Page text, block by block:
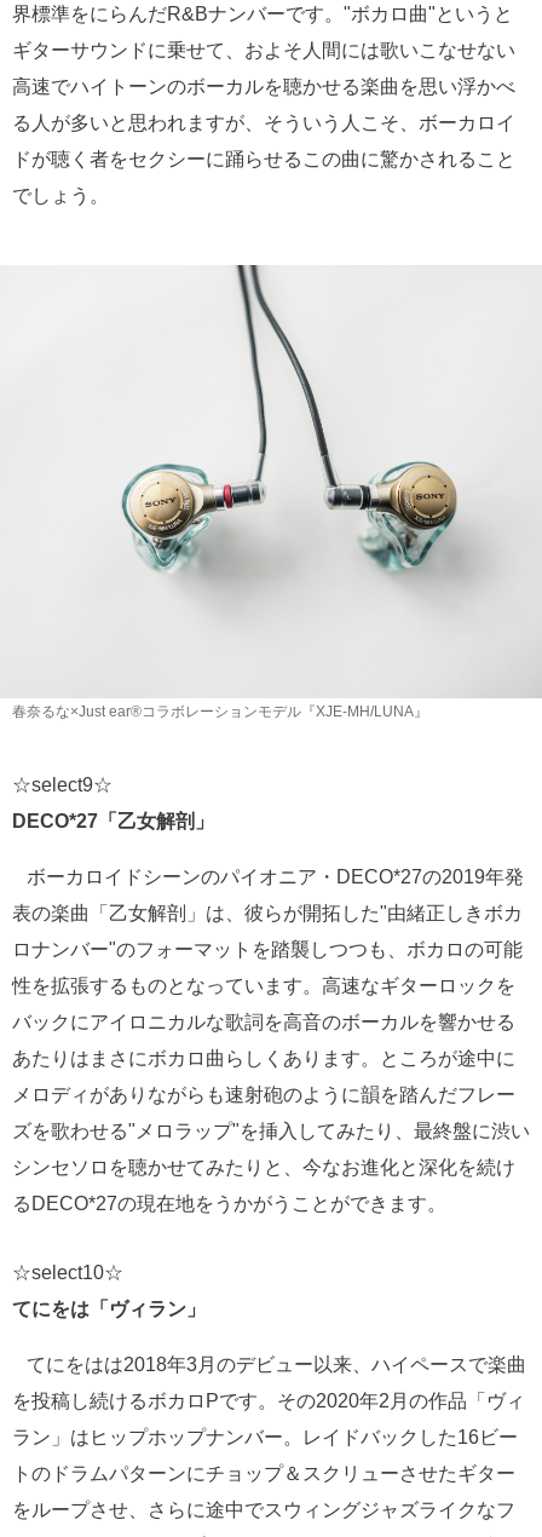
界標準をにらんだR&Bナンバーです。"ボカロ曲"というと
ギターサウンドに乗せて、およそ人間には歌いこなせない
高速でハイトーンのボーカルを聴かせる楽曲を思い浮かべ
る人が多いと思われますが、そういう人こそ、ボーカロイ
ドが聴く者をセクシーに踊らせるこの曲に驚かされること
でしょう。
春奈るな×Just ear®コラボレーションモデル『XJE-MH/LUNA』
☆select9☆
DECO*27「乙女解剖」
ボーカロイドシーンのパイオニア・DECO*27の2019年発
表の楽曲「乙女解剖」は、彼らが開拓した"由緒正しきボカ
ロナンバー"のフォーマットを踏襲しつつも、ボカロの可能
性を拡張するものとなっています。高速なギターロックを
バックにアイロニカルな歌詞を高音のボーカルを響かせる
あたりはまさにボカロ曲らしくあります。ところが途中に
メロディがありながらも速射砲のように韻を踏んだフレー
ズを歌わせる"メロラップ"を挿入してみたり、最終盤に渋い
シンセソロを聴かせてみたりと、今なお進化と深化を続け
るDECO*27の現在地をうかがうことができます。
☆select10☆
てにをは「ヴィラン」
てにをはは2018年3月のデビュー以来、ハイペースで楽曲
を投稿し続けるボカロPです。その2020年2月の作品「ヴィ
ラン」はヒップホップナンバー。レイドバックした16ビー
トのドラムパターンにチョップ＆スクリューさせたギター
をループさせ、さらに途中でスウィングジャズライクなフ